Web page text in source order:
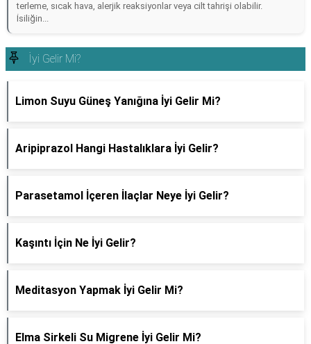
terleme, sıcak hava, alerjik reaksiyonlar veya cilt tahrişi olabilir.
İsiliğin...
İyi Gelir Mi?
Limon Suyu Güneş Yanığına İyi Gelir Mi?
Aripiprazol Hangi Hastalıklara İyi Gelir?
Parasetamol İçeren İlaçlar Neye İyi Gelir?
Kaşıntı İçin Ne İyi Gelir?
Meditasyon Yapmak İyi Gelir Mi?
Elma Sirkeli Su Migrene İyi Gelir Mi?